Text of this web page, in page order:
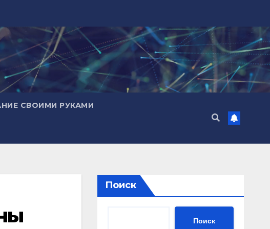
СВОИМИ РУКАМИ
Поиск
Поиск